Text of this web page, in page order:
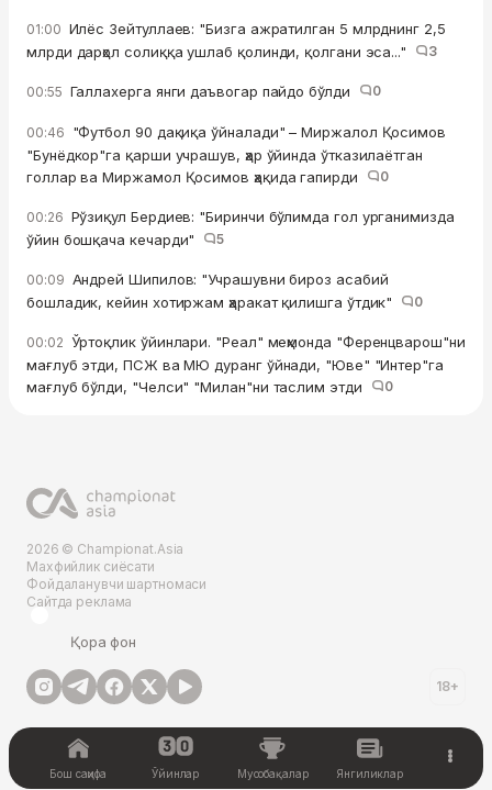
01:00 Илёс Зейтуллаев: "Бизга ажратилган 5 млрднинг 2,5
млрди дарҳол солиққа ушлаб қолинди, қолгани эса..."
3
00:55 Галлахерга янги даъвогар пайдо бўлди 0
00:46 "Футбол 90 дақиқа ўйналади" – Миржалол Қосимов
"Бунёдкор"га қарши учрашув, ҳар ўйинда ўтказилаётган
голлар ва Миржамол Қосимов ҳақида гапирди
0
00:26 Рўзиқул Бердиев: "Биринчи бўлимда гол урганимизда
ўйин бошқача кечарди"
5
00:09 Андрей Шипилов: "Учрашувни бироз асабий
бошладик, кейин хотиржам ҳаракат қилишга ўтдик"
0
00:02 Ўртоқлик ўйинлари. "Реал" меҳмонда "Ференцварош"ни
мағлуб этди, ПСЖ ва МЮ дуранг ўйнади, "Юве" "Интер"га
мағлуб бўлди, "Челси" "Милан"ни таслим этди
0
2026 © Championat.Asia
Махфийлик сиёсати
Фойдаланувчи шартномаси
Сайтда реклама
Қора фон
18+
Бош саҳифа Ўйинлар Мусобақалар Янгиликлар